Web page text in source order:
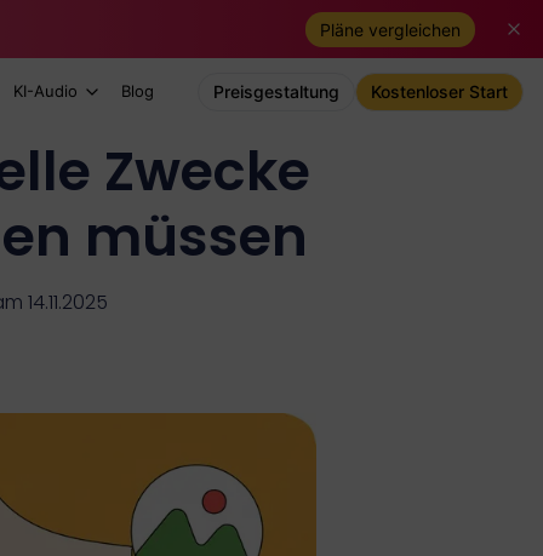
Pläne vergleichen
KI-Audio Blog Preisgestaltung Kostenloser Start
Zwecke
müssen
14.11.2025